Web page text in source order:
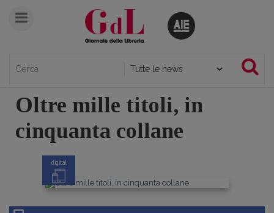
Oltre mille titoli, in
cinquanta collane
digital